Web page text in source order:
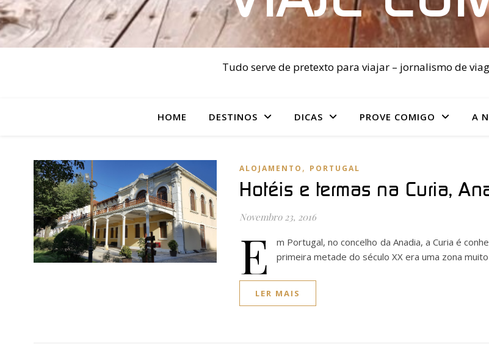
Tudo serve de pretexto para viajar – jornalismo de
HOME DESTINOS DICAS PROVE COMIGO A
ALOJAMENTO , PORTUGAL
Hotéis e termas na Curia,
Novembro 23, 2016
E
m Portugal, no concelho da Anadia, a Curia é
primeira metade do século XX era uma zona
LER MAIS